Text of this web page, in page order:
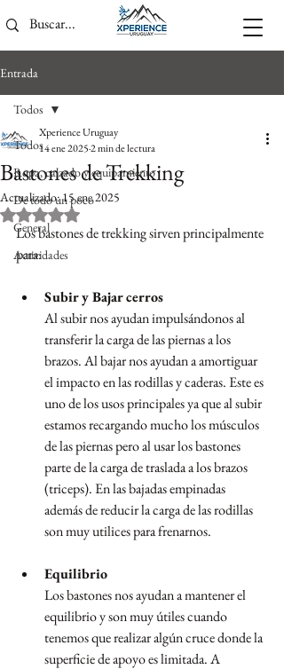
Entrada
Todos
Ropa, calzado y equipamiento
De todo un poco
General
Actividades
Todos
Bastones de Trekking
Xperience Uruguay
14 ene 20252 min de lectura
Actualizado:15 ene 2025
Obtuvo NaN de 5 estrellas.
Los bastones de trekking sirven principalmente
para:
Subir y Bajar cerros
Al subir nos ayudan impulsándonos al
transferir la carga de las piernas a los
brazos. Al bajar nos ayudan a amortiguar
el impacto en las rodillas y caderas. Este es
uno de los usos principales ya que al subir
estamos recargando mucho los músculos
de las piernas pero al usar los bastones
parte de la carga de traslada a los brazos
(triceps). En las bajadas empinadas
además de reducir la carga de las rodillas
son muy utilices para frenarnos.
Equilibrio
Los bastones nos ayudan a mantener el
equilibrio y son muy útiles cuando
tenemos que realizar algún cruce donde la
superficie de apoyo es limitada. A